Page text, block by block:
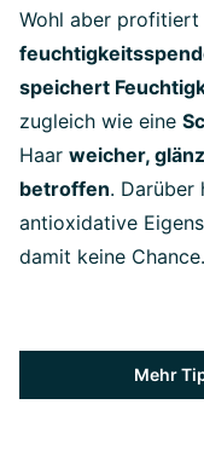
Wohl aber
speichert
zugleich wie eine
Haar weicher,
betroffen. Darüber
antioxidative
damit keine Chance.
Mehr